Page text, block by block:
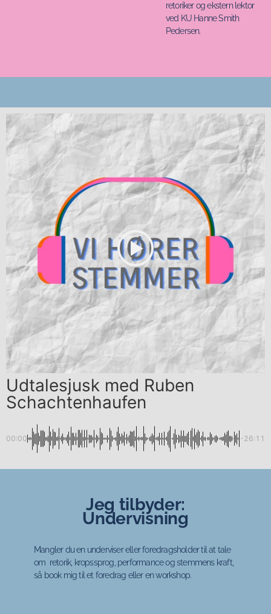
retoriker og ekstern lektor
ved KU Hanne Smith
Pedersen.
Udtalesjusk med Ruben
Schachtenhaufen
00:00 -26:11
Jeg tilbyder:
Undervisning
Mangler du en underviser eller foredragsholder til at tale
om retorik, kropssprog, performance og stemmens kraft,
så book mig til et foredrag eller en workshop.